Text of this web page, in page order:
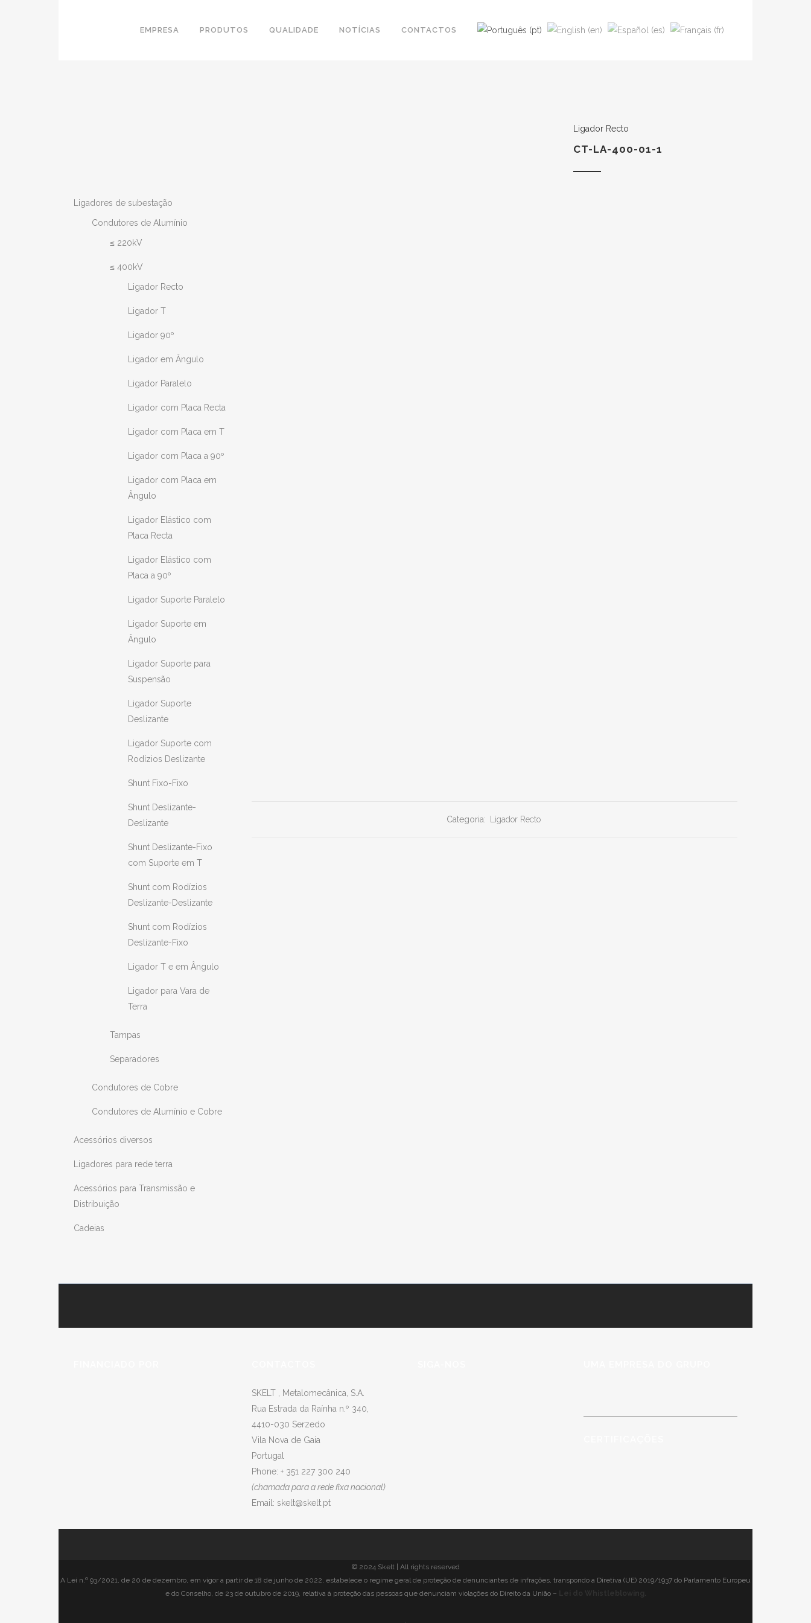
EMPRESA PRODUTOS QUALIDADE NOTÍCIAS CONTACTOS
Ligadores de subestação
Condutores de Alumínio
≤ 220kV
≤ 400kV
Ligador Recto
Ligador T
Ligador 90º
Ligador em Ângulo
Ligador Paralelo
Ligador com Placa Recta
Ligador com Placa em T
Ligador com Placa a 90º
Ligador com Placa em
Ângulo
Ligador Elástico com
Placa Recta
Ligador Elástico com
Placa a 90º
Ligador Suporte Paralelo
Ligador Suporte em
Ângulo
Ligador Suporte para
Suspensão
Ligador Suporte
Deslizante
Ligador Suporte com
Rodízios Deslizante
Shunt Fixo-Fixo
Shunt Deslizante-
Deslizante
Shunt Deslizante-Fixo
com Suporte em T
Shunt com Rodízios
Deslizante-Deslizante
Shunt com Rodízios
Deslizante-Fixo
Ligador T e em Ângulo
Ligador para Vara de
Terra
Tampas
Separadores
Condutores de Cobre
Condutores de Alumínio e Cobre
Acessórios diversos
Ligadores para rede terra
Acessórios para Transmissão e
Distribuição
Cadeias
Ligador Recto
CT-LA-400-01-1
Categoria: Ligador Recto
SKELT , Metalomecânica, S.A.
Rua Estrada da Raínha n.º 340,
4410-030 Serzedo
Vila Nova de Gaia
Portugal
Phone: + 351 227 300 240
(chamada para a rede fixa nacional)
Email: skelt@skelt.pt
© 2024 Skelt | All rights reserved
A Lei n.º 93/2021, de 20 de dezembro, em vigor a partir de 18 de junho de 2022, estabelece o regime geral de proteção de denunciantes de infrações, transpondo a Diretiva (UE) 2019/1937 do Parlamento Europeu
e do Conselho, de 23 de outubro de 2019, relativa à proteção das pessoas que denunciam violações do Direito da União –
.